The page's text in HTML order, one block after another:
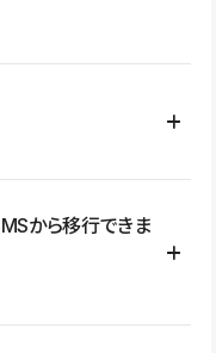
、採用サイト、ブロ
品紹介サイト、ポートフ
から移行できま